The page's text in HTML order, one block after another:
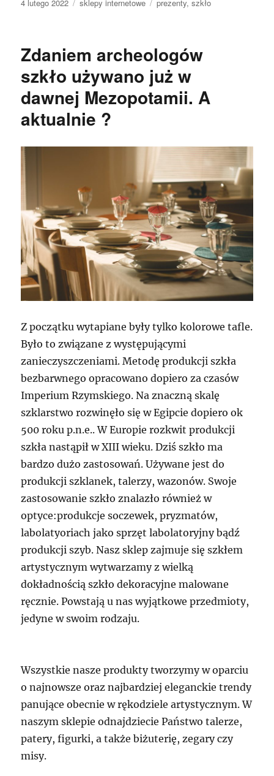
4 lutego 2022 sklepy internetowe prezenty,szkło
Zdaniem archeologów
szkło używano już w
dawnej Mezopotamii. A
aktualnie ?
Z początku wytapiane były tylko kolorowe tafle.
Było to związane z występującymi
zanieczyszczeniami. Metodę produkcji szkła
bezbarwnego opracowano dopiero za czasów
Imperium Rzymskiego. Na znaczną skalę
szklarstwo rozwinęło się w Egipcie dopiero ok
500 roku p.n.e.. W Europie rozkwit produkcji
szkła nastąpił w XIII wieku. Dziś szkło ma
bardzo dużo zastosowań. Używane jest do
produkcji szklanek, talerzy, wazonów. Swoje
zastosowanie szkło znalazło również w
optyce:produkcje soczewek, pryzmatów,
labolatyoriach jako sprzęt labolatoryjny bądź
produkcji szyb. Nasz sklep zajmuje się szkłem
artystycznym wytwarzamy z wielką
dokładnością szkło dekoracyjne malowane
ręcznie. Powstają u nas wyjątkowe przedmioty,
jedyne w swoim rodzaju.
Wszystkie nasze produkty tworzymy w oparciu
o najnowsze oraz najbardziej eleganckie trendy
panujące obecnie w rękodziele artystycznym. W
naszym sklepie odnajdziecie Państwo talerze,
patery, figurki, a także biżuterię, zegary czy
misy.